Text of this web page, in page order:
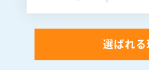
選ばれる